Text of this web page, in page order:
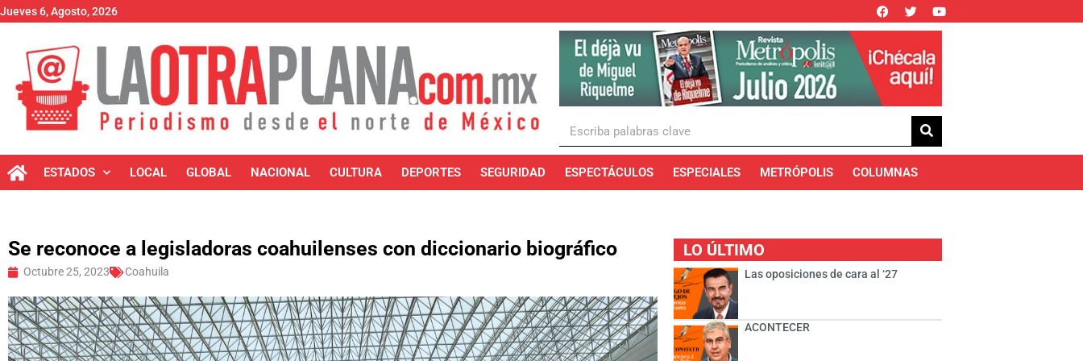
Jueves 6, Agosto, 2026
ESTADOS LOCAL GLOBAL NACIONAL CULTURA DEPORTES SEGURIDAD ESPECTÁCULOS ESPECIALES METRÓPOLIS COLUMNAS
Se reconoce a legisladoras coahuilenses con diccionario biográfico
Octubre 25, 2023 Coahuila
LO ÚLTIMO
Las oposiciones de cara al ‘27
ACONTECER